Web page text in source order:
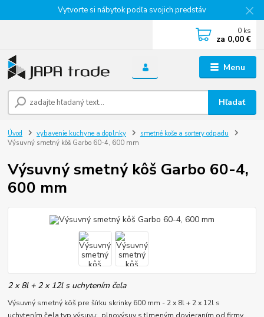
Vytvorte si nábytok podľa svojich predstáv
Menu
Hľadať
0 ks
za 0,00 €
Úvod vybavenie kuchyne a doplnky
smetné koše a sortery odpadu
Výsuvný smetný kôš Garbo 60-4, 600 mm
Výsuvný smetný kôš Garbo 60-4,
600 mm
2 x 8l + 2 x 12l s uchytením čela
Výsuvný smetný kôš pre šírku skrinky 600 mm - 2 x 8l + 2 x 12l s